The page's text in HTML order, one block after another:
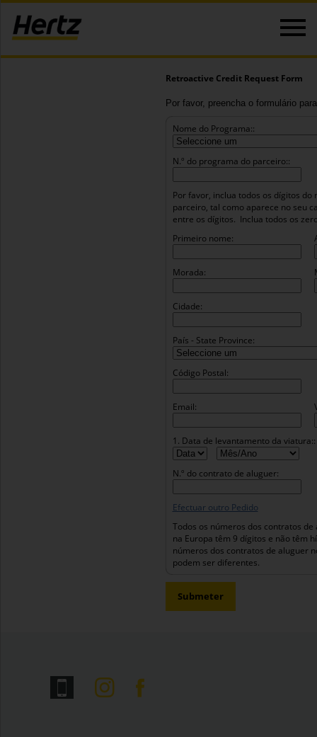
Retroactive Credit Request Form
Por favor, preencha o formulário
Nome do Programa::
N.º do programa do parceiro::
Por favor, inclua todos os dígitos
parceiro, tal como aparece no seu
entre os dígitos. Inclua todos os
Primeiro nome:
Morada:
Cidade:
País - State Province:
Código Postal:
Email:
1. Data de levantamento da viatura::
N.º do contrato de aluguer:
Efectuar outro Pedido
Todos os números dos contratos de
na Europa têm 9 dígitos e não têm
números dos contratos de aluguer
podem ser diferentes.
Submeter